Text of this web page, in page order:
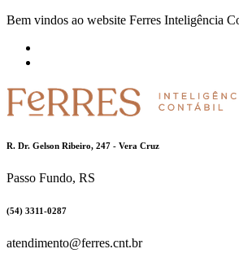
Bem vindos ao website Ferres Inteligência
R. Dr. Gelson Ribeiro, 247 - Vera Cruz
Passo Fundo, RS
(54) 3311-0287
atendimento@ferres.cnt.br